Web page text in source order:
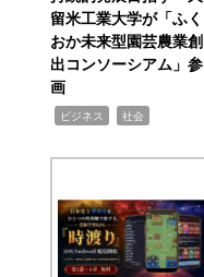
留米工業大学が「ふく
おか未来型園芸農業創
出コンソーシアム」参
画
ビジネス 社会